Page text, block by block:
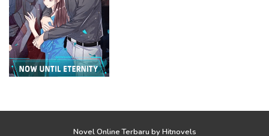
Novel Online Terbaru byHitnovels